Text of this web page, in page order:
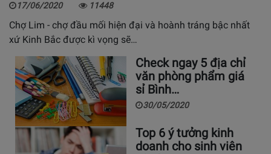
17/06/2020 11448
Chợ Lim - chợ đầu mối hiện đại và hoành tráng bậc nhất
xứ Kinh Bắc được kì vọng sẽ…
Check ngay 5 địa chỉ
văn phòng phẩm giá
sỉ Bình…
30/05/2020
Top 6 ý tưởng kinh
doanh cho sinh viên